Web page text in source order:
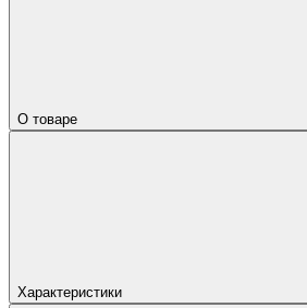
О товаре
Характеристики